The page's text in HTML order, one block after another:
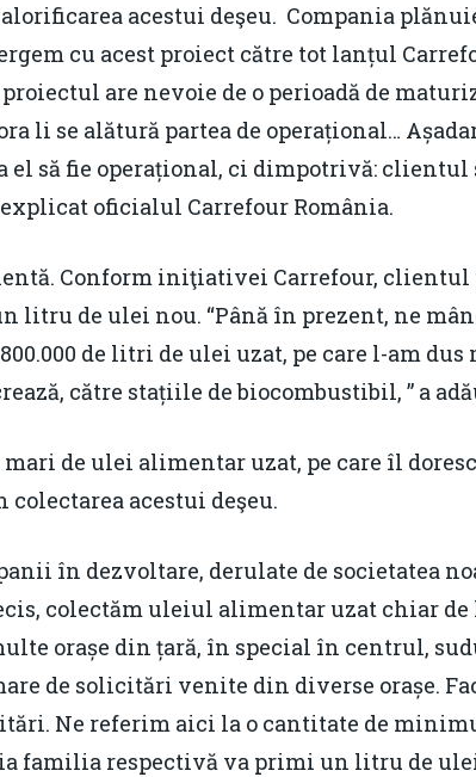
acestui deşeu. Compania
cu acest proiect către tot lanțul
are nevoie de o perioadă de
li se alătură partea de operațional…
el să fie operațional, ci dimpotrivă:
explicat oficialul Carrefour România.
Conform iniţiativei Carrefour,
litru de ulei nou. “Până în prezent, ne
de litri de ulei uzat, pe care l-am
către stațiile de biocombustibil, ” a
de ulei alimentar uzat, pe care îl
acestui deşeu.
în dezvoltare, derulate de societatea
colectăm uleiul alimentar uzat chiar
orașe din țară, în special în centrul,
de solicitări venite din diverse orașe.
Ne referim aici la o cantitate de
familia respectivă va primi un litru de